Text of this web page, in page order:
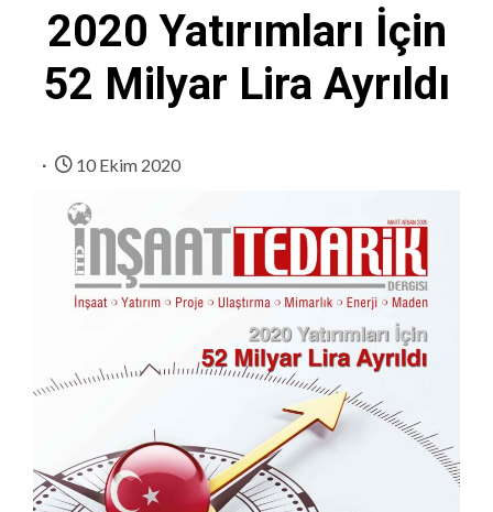
2020 Yatırımları İçin
52 Milyar Lira Ayrıldı
10 Ekim 2020